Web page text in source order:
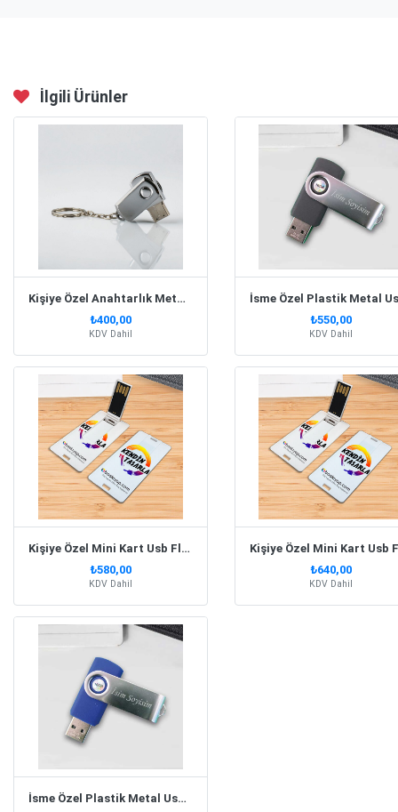
İlgili Ürünler
Kişiye Özel Anahtarlık Metal Usb Flash Bellek 32 Gb
₺400,00
KDV Dahil
₺550,00
KDV Dahil
Kişiye Özel Mini Kart Usb Flash Bellek 16Gb
₺580,00
KDV Dahil
₺640,00
KDV Dahil
İsme Özel Plastik Metal Usb Flash Bellek | Mavi